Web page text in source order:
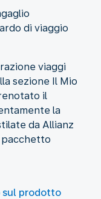
di viaggio
viaggi
sezione Il Mio
il
la
da Allianz
pacchetto
sul prodotto